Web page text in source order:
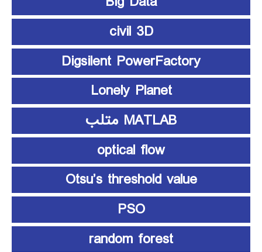
civil 3D
Digsilent PowerFactory
Lonely Planet
MATLAB متلب
optical flow
Otsu’s threshold value
PSO
random forest